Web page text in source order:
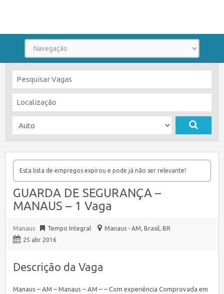
Esta lista de empregos expirou e pode já não ser relevante!
GUARDA DE SEGURANÇA –
MANAUS – 1 Vaga
Manaus Tempo Integral Manaus - AM, Brasil, BR
25 abr 2016
Descrição da Vaga
Manaus – AM – Manaus – AM – – Com experiência Comprovada em